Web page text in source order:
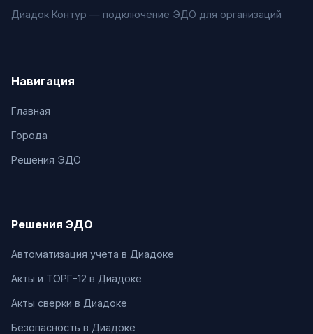
Диадок Контур — подключение ЭДО для организаций
Навигация
Главная
Города
Решения ЭДО
Решения ЭДО
Автоматизация учета в Диадоке
Акты и ТОРГ-12 в Диадоке
Акты сверки в Диадоке
Безопасность в Диадоке